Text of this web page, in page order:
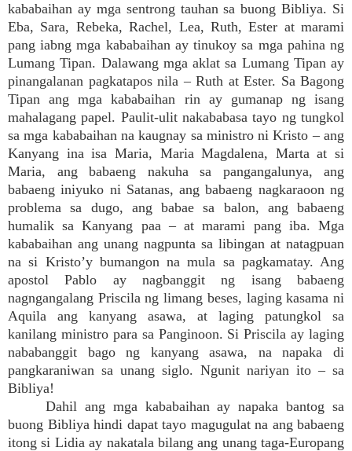
kababaihan ay mga sentrong tauhan sa buong Bibliya. Si
Eba, Sara, Rebeka, Rachel, Lea, Ruth, Ester at marami
pang iabng mga kababaihan ay tinukoy sa mga pahina ng
Lumang Tipan. Dalawang mga aklat sa Lumang Tipan ay
pinangalanan pagkatapos nila – Ruth at Ester. Sa Bagong
Tipan ang mga kababaihan rin ay gumanap ng isang
mahalagang papel. Paulit-ulit nakababasa tayo ng tungkol
sa mga kababaihan na kaugnay sa ministro ni Kristo – ang
Kanyang ina isa Maria, Maria Magdalena, Marta at si
Maria, ang babaeng nakuha sa pangangalunya, ang
babaeng iniyuko ni Satanas, ang babaeng nagkaraoon ng
problema sa dugo, ang babae sa balon, ang babaeng
humalik sa Kanyang paa – at marami pang iba. Mga
kababaihan ang unang nagpunta sa libingan at natagpuan
na si Kristo’y bumangon na mula sa pagkamatay. Ang
apostol Pablo ay nagbanggit ng isang babaeng
nagngangalang Priscila ng limang beses, laging kasama ni
Aquila ang kanyang asawa, at laging patungkol sa
kanilang ministro para sa Panginoon. Si Priscila ay laging
nababanggit bago ng kanyang asawa, na napaka di
pangkaraniwan sa unang siglo. Ngunit nariyan ito – sa
Bibliya!
Dahil ang mga kababaihan ay napaka bantog sa
buong Bibliya hindi dapat tayo magugulat na ang babaeng
itong si Lidia ay nakatala bilang ang unang taga-Europang